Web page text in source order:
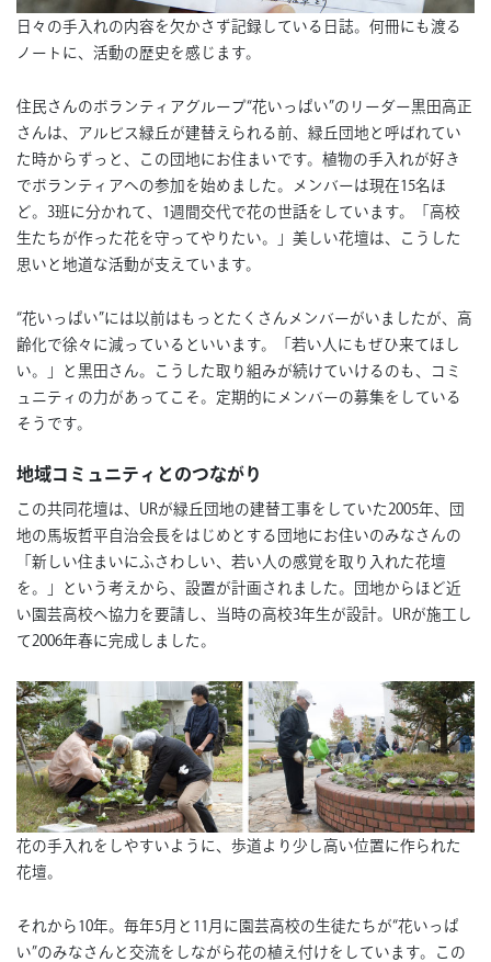
日々の手入れの内容を欠かさず記録している日誌。何冊にも渡る
ノートに、活動の歴史を感じます。
住民さんのボランティアグループ“花いっぱい”のリーダー黒田高正
さんは、アルビス緑丘が建替えられる前、緑丘団地と呼ばれてい
た時からずっと、この団地にお住まいです。植物の手入れが好き
でボランティアへの参加を始めました。メンバーは現在15名ほ
ど。3班に分かれて、1週間交代で花の世話をしています。「高校
生たちが作った花を守ってやりたい。」美しい花壇は、こうした
思いと地道な活動が支えています。
“花いっぱい”には以前はもっとたくさんメンバーがいましたが、高
齢化で徐々に減っているといいます。「若い人にもぜひ来てほし
い。」と黒田さん。こうした取り組みが続けていけるのも、コミ
ュニティの力があってこそ。定期的にメンバーの募集をしている
そうです。
地域コミュニティとのつながり
この共同花壇は、URが緑丘団地の建替工事をしていた2005年、団
地の馬坂哲平自治会長をはじめとする団地にお住いのみなさんの
「新しい住まいにふさわしい、若い人の感覚を取り入れた花壇
を。」という考えから、設置が計画されました。団地からほど近
い園芸高校へ協力を要請し、当時の高校3年生が設計。URが施工し
て2006年春に完成しました。
花の手入れをしやすいように、歩道より少し高い位置に作られた
花壇。
それから10年。毎年5月と11月に園芸高校の生徒たちが“花いっぱ
い”のみなさんと交流をしながら花の植え付けをしています。この